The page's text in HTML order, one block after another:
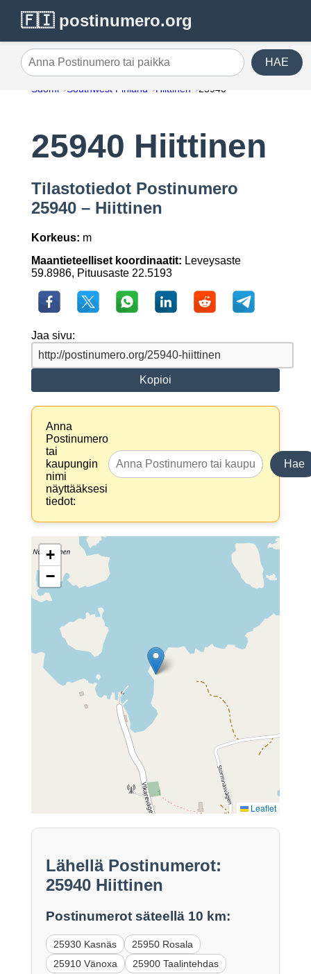
🇫🇮 postinumero.org
Anna Postinumero tai paikka HAE
Suomi Southwest Finland Hiittinen 25940
25940 Hiittinen
Tilastotiedot Postinumero
25940 – Hiittinen
Korkeus: m
Maantieteelliset koordinaatit: Leveysaste
59.8986, Pituusaste 22.5193
Jaa sivu:
Kopioi
Anna
Postinumero
tai
kaupungin
nimi
näyttääksesi
tiedot:
Hae
+
−
Leaflet
Lähellä Postinumerot:
25940 Hiittinen
Postinumerot säteellä 10 km:
25930 Kasnäs
25950 Rosala
25910 Vänoxa
25900 Taalintehdas